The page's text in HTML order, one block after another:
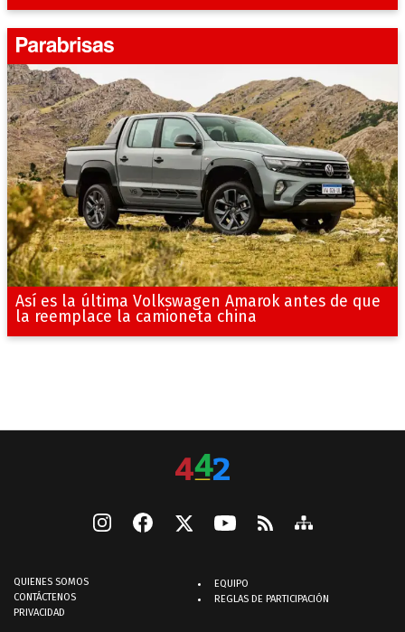
Así es la última Volkswagen Amarok antes de que
la reemplace la camioneta china
QUIENES SOMOS
CONTÁCTENOS
PRIVACIDAD
EQUIPO
REGLAS DE PARTICIPACIÓN